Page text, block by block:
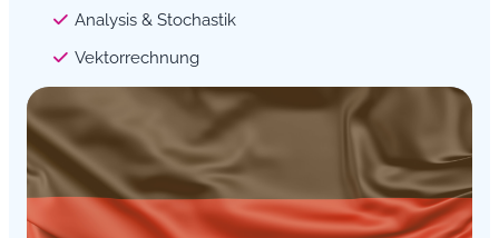
Analysis & Stochastik
Vektorrechnung